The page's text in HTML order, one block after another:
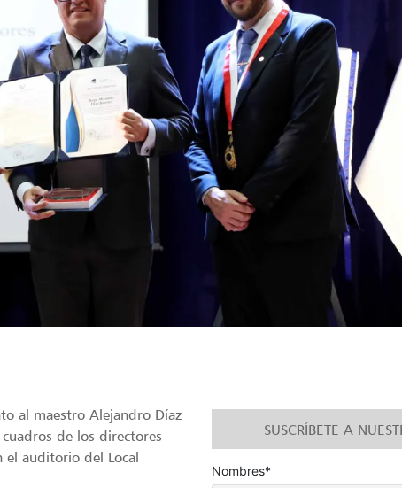
al maestro Alejandro Díaz
de los directores
el auditorio del Local
SUSCRÍBETE A
Nombres*